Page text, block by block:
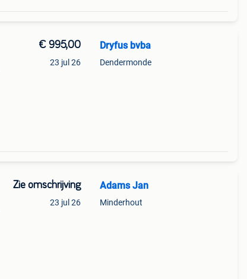
€ 995,00
23 jul 26
Dryfus bvba
Dendermonde
Zie omschrijving
23 jul 26
Adams Jan
Minderhout